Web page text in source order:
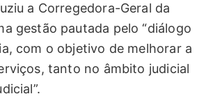
a Corregedora-Geral da
gestão pautada pelo “diálogo
com o objetivo de melhorar a
tanto no âmbito judicial